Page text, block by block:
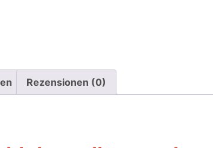
Rezensionen (0)